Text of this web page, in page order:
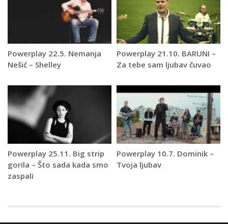
Powerplay 22.5. Nemanja
Nešić – Shelley
Powerplay 21.10. BARUNI –
Za tebe sam ljubav čuvao
Powerplay 25.11. Big strip
gorila – Što sada kada smo
zaspali
Powerplay 10.7. Dominik –
Tvoja ljubav